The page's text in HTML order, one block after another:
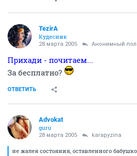
TezirA
Кудесник
28 марта 2005 Анонимный
Прихади - почитаем...
За бесплатно?
ОТВЕТИТЬ
Advokat
guru
28 марта 2005 karapyzina
не жалея состояния, оставленного